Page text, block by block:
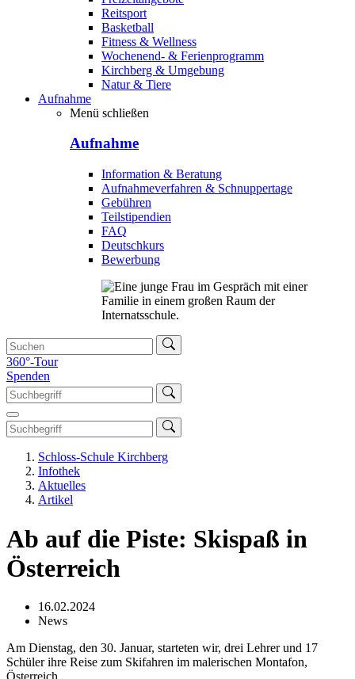
Reitsport
Basketball
Fitness & Wellness
Wochenend- & Ferienprogramm
Kirchberg & Umgebung
Natur & Tiere
Aufnahme
Menü schließen
Aufnahme
Information & Beratung
Aufnahmeverfahren & Schnuppertage
Gebühren
Teilstipendien
FAQ
Deutschkurs
Bewerbung
360°-Tour
Spenden
Schloss-Schule Kirchberg
Infothek
Aktuelles
Artikel
Ab auf die Piste: Skispaß in
Österreich
16.02.2024
News
Am Dienstag, den 30. Januar, starteten wir, drei Lehrer und 17
Schüler ihre Reise zum Skifahren im malerischen Montafon,
Österreich.